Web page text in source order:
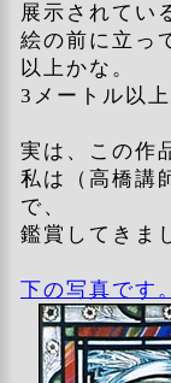
展示されてい
絵の前に立っ
以上かな。
3メートル以
実は、この作
私は（高橋講
で、
鑑賞してきま
下の写真です